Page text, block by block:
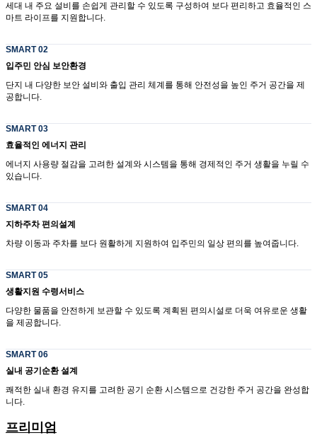
세대 내 주요 설비를 손쉽게 관리할 수 있도록 구성하여 보다 편리하고 효율적인 스
마트 라이프를 지원합니다.
SMART 02
입주민 안심 보안환경
단지 내 다양한 보안 설비와 출입 관리 체계를 통해 안전성을 높인 주거 공간을 제
공합니다.
SMART 03
효율적인 에너지 관리
에너지 사용량 절감을 고려한 설계와 시스템을 통해 경제적인 주거 생활을 누릴 수
있습니다.
SMART 04
지하주차 편의설계
차량 이동과 주차를 보다 원활하게 지원하여 입주민의 일상 편의를 높여줍니다.
SMART 05
생활지원 수령서비스
다양한 물품을 안전하게 보관할 수 있도록 계획된 편의시설로 더욱 여유로운 생활
을 제공합니다.
SMART 06
실내 공기순환 설계
쾌적한 실내 환경 유지를 고려한 공기 순환 시스템으로 건강한 주거 공간을 완성합
니다.
프리미엄